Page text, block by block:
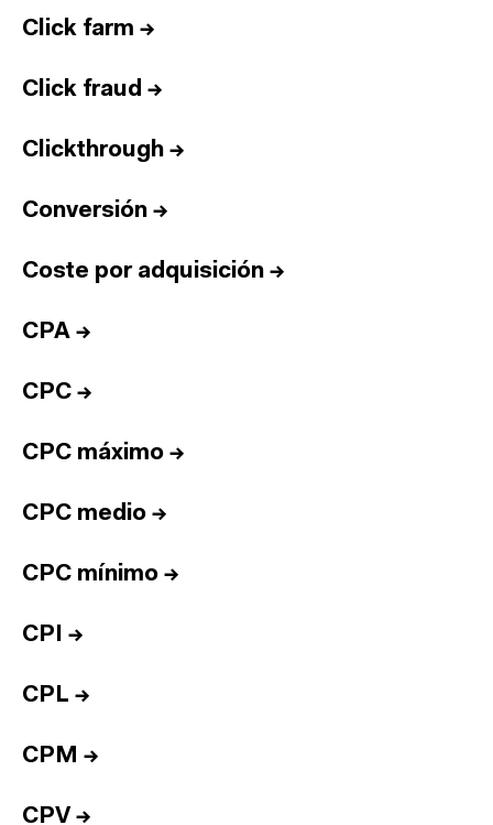
Click farm →
Click fraud →
Clickthrough →
Conversión →
Coste por adquisición →
CPA →
CPC →
CPC máximo →
CPC medio →
CPC mínimo →
CPI →
CPL →
CPM →
CPV →